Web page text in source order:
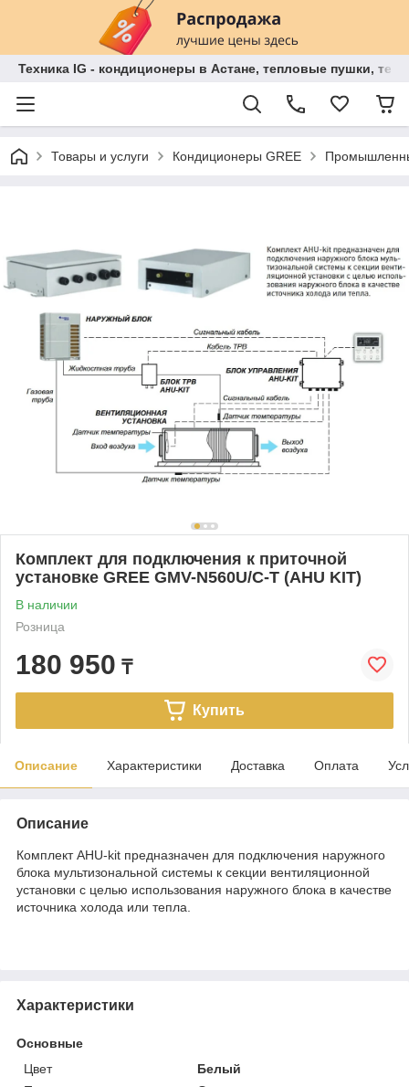
Техника IG - кондиционеры в Астане, тепловые пушки,
Товары и услуги Кондиционеры GREE
Комплект для подключения к приточной
установке GREE GMV-N560U/C-T (AHU KIT)
В наличии
Розница
180 950 ₸
Купить
Описание Характеристики Доставка Оплата
Описание
Комплект AHU-kit предназначен для подключения наружного
блока мультизональной системы к секции вентиляционной
установки с целью использования наружного блока в качестве
источника холода или тепла.
Характеристики
Основные
Цвет
Белый